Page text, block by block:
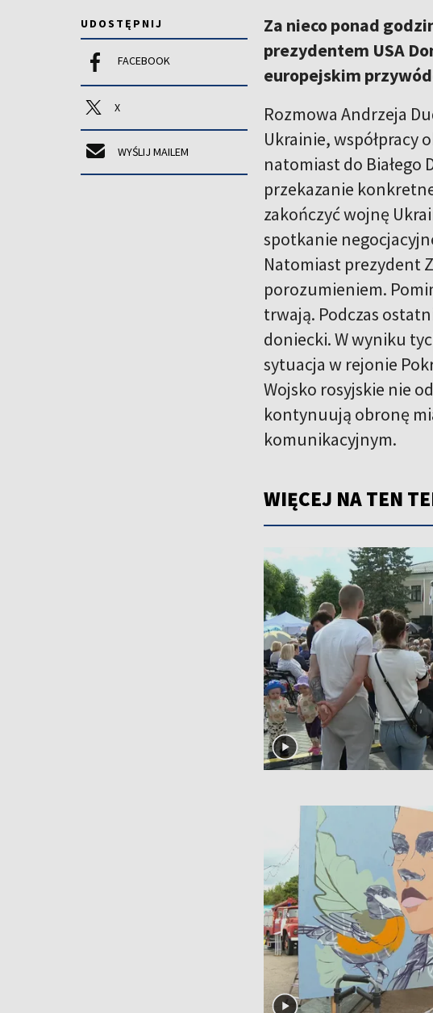
UDOSTĘPNIJ
FACEBOOK
X
WYŚLIJ MAILEM
Za nieco ponad
prezydentem USA
europejskim
Rozmowa Andrzeja
Ukrainie, współpracy
natomiast do Białego
przekazanie
zakończyć wojnę
spotkanie
Natomiast prezydent
porozumieniem.
trwają. Podczas
doniecki. W wyniku
sytuacja w rejonie
Wojsko rosyjskie nie
kontynuują obronę
komunikacyjnym.
WIĘCEJ NA TEN